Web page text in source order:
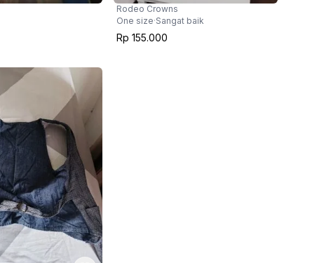
Rodeo Crowns
One size·Sangat baik
Rp 155.000